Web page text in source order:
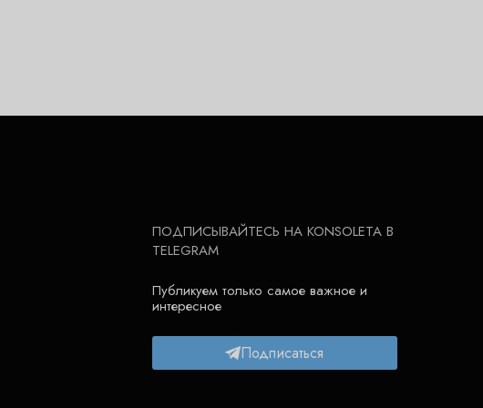
ПОДПИСЫВАЙТЕСЬ НА KONSOLETA В
TELEGRAM
Публикуем только самое важное и
интересное
Подписаться